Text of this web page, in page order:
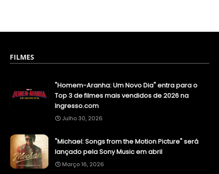
FILMES
"Homem-Aranha: Um Novo Dia" entra para o
Top 3 de filmes mais vendidos de 2026 na
Ingresso.com
Julho 30, 2026
"Michael: Songs from the Motion Picture" será
lançado pela Sony Music em abril
Março 16, 2026